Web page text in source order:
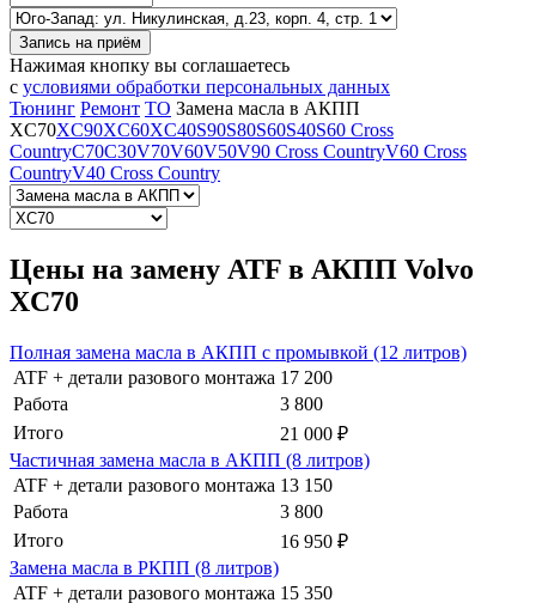
Запись на приём
Нажимая кнопку вы соглашаетесь
с условиями обработки персональных данных
Тюнинг Ремонт ТО Замена масла в АКПП
XC70XC90XC60XC40S90S80S60S40S60 Cross
CountryC70C30V70V60V50V90 Cross CountryV60 Cross
CountryV40 Cross Country
Цены на замену ATF в АКПП Volvo
XC70
Полная замена масла в АКПП с промывкой (12 литров)
ATF + детали разового монтажа 17 200
Работа
3 800
Итого
21 000 ₽
Частичная замена масла в АКПП (8 литров)
ATF + детали разового монтажа 13 150
Работа
3 800
Итого
16 950 ₽
Замена масла в РКПП (8 литров)
ATF + детали разового монтажа 15 350